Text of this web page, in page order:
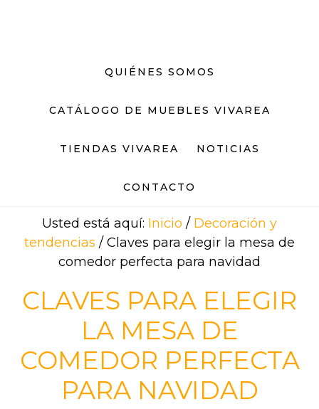
QUIÉNES SOMOS
CATÁLOGO DE MUEBLES VIVAREA
TIENDAS VIVAREA NOTICIAS
CONTACTO
Usted está aquí: Inicio / Decoración y
tendencias / Claves para elegir la mesa de
comedor perfecta para navidad
CLAVES PARA ELEGIR
LA MESA DE
COMEDOR PERFECTA
PARA NAVIDAD